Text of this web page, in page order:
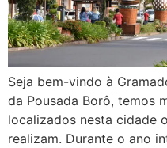
Seja bem-vindo à
da Pousada Borô, temos
localizados nesta cidade
realizam. Durante o ano